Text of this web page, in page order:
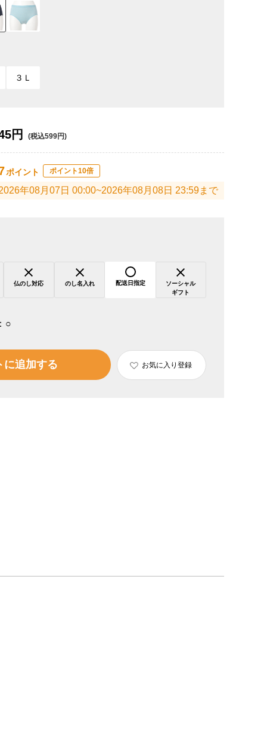
３Ｌ
円 (税込599円)
ポイント ポイント10倍
年08月07日 00:00~2026年08月08日 23:59まで
仏のし対応 のし名入れ 配送日指定
ソーシャル
ギフト
○
に追加する お気に入り登録